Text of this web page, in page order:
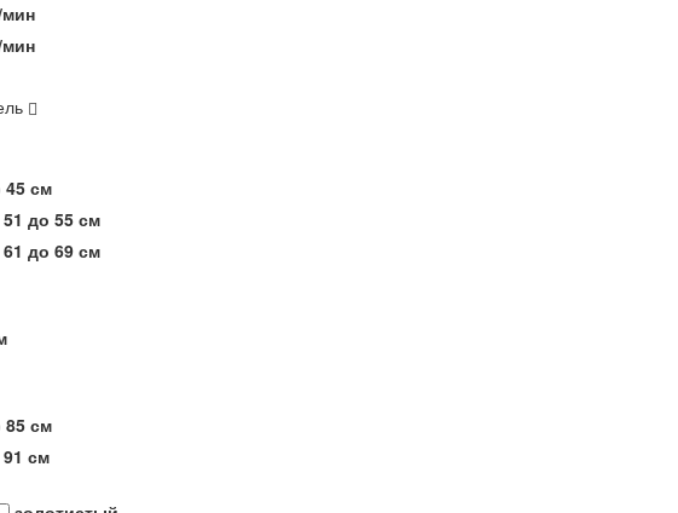
мин
мин
45 см
51 до 55 см
61 до 69 см
85 см
91 см